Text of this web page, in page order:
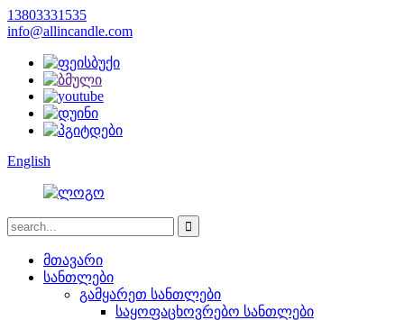
13803331535
info@allincandle.com
English
მთავარი
სანთლები
გამყარეთ სანთლები
საყოფაცხოვრებო სანთლები